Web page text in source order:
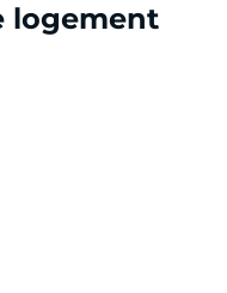
logement